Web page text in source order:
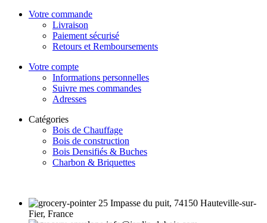
Votre commande
Livraison
Paiement sécurisé
Retours et Remboursements
Votre compte
Informations personnelles
Suivre mes commandes
Adresses
Catégories
Bois de Chauffage
Bois de construction
Bois Densifiés & Buches
Charbon & Briquettes
25 Impasse du puit, 74150 Hauteville-sur-
Fier, France